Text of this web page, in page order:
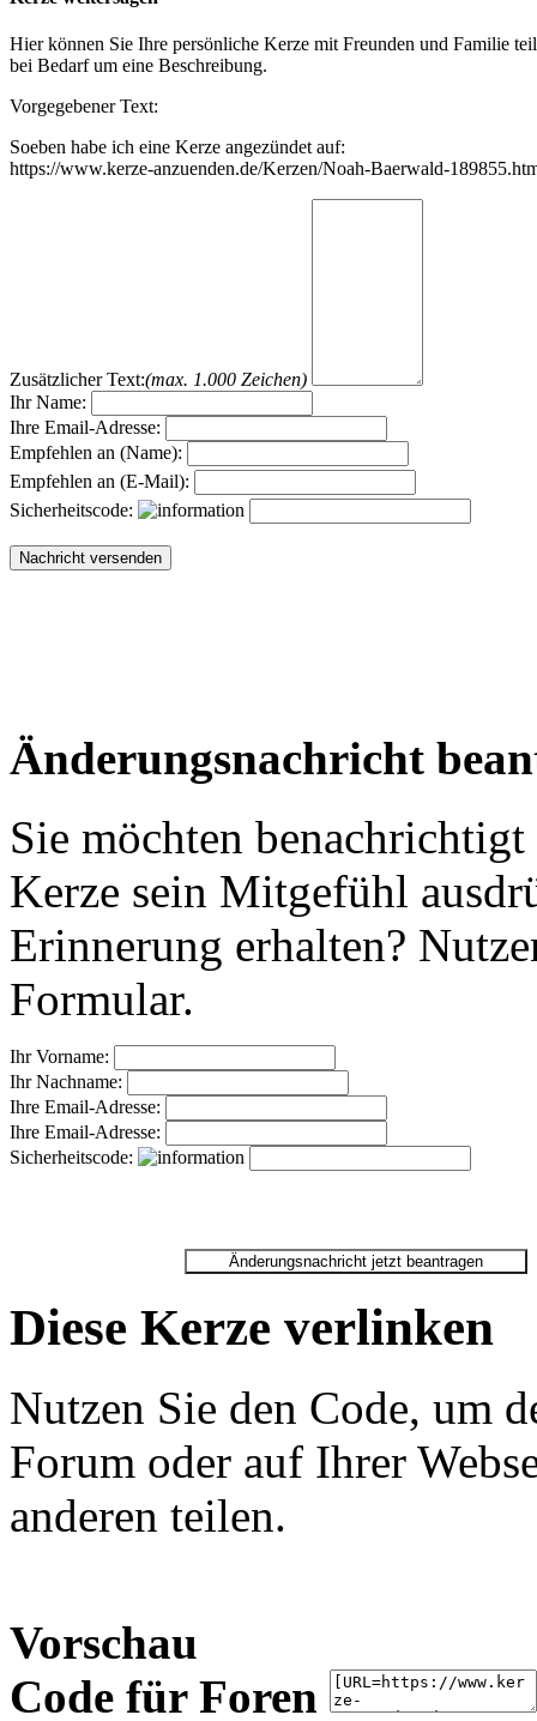
Hier können Sie Ihre persönliche Kerze mit Freunden und Familie
bei Bedarf um eine Beschreibung.
Vorgegebener Text:
Soeben habe ich eine Kerze angezündet auf:
https://www.kerze-anzuenden.de/Kerzen/Noah-Baerwald-
Zusätzlicher Text:(max. 1.000 Zeichen)
Ihr Name:
Ihre Email-Adresse:
Empfehlen an (Name):
Empfehlen an (E-Mail):
Sicherheitscode:
Änderungsnachricht
Sie möchten
Kerze sein Mitgefühl
Erinnerung erhalten?
Formular.
Ihr Vorname:
Ihr Nachname:
Ihre Email-Adresse:
Ihre Email-Adresse:
Sicherheitscode:
Diese Kerze verlinken
Nutzen Sie den Code, um
Forum oder auf Ihrer
anderen teilen.
Vorschau
Code für Foren